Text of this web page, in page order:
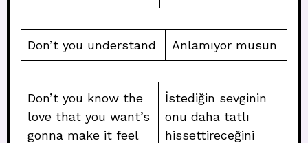
Don’t you understand Anlamıyor musun
Don’t you know the
love that you want’s
gonna make it feel
İstediğin sevginin
onu daha tatlı
hissettireceğini